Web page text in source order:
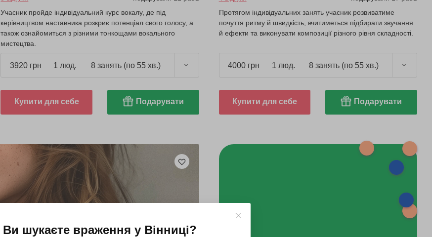
Учасник пройде індивідуальний курс вокалу, де під
керівництвом наставника розкриє потенціал свого голосу, а
також ознайомиться з різними тонкощами вокального
мистецтва.
3920 грн 1 люд. 8 занять (по 55 хв.)
Купити для себе Подарувати
Протягом індивідуальних занять учасник розвиватиме
почуття ритму й швидкість, вчитиметься підбирати звучання
й ефекти та виконувати композиції різного рівня складності.
4000 грн 1 люд. 8 занять (по 55 хв.)
Купити для себе Подарувати
Ви шукаєте враження у Вінниці?